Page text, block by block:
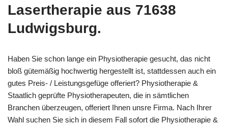
Lasertherapie aus 71638
Ludwigsburg.
Haben Sie schon lange ein Physiotherapie gesucht, das nicht
bloß gütemäßig hochwertig hergestellt ist, stattdessen auch ein
gutes Preis- / Leistungsgefüge offeriert? Physiotherapie &
Staatlich geprüfte Physiotherapeuten, die in sämtlichen
Branchen überzeugen, offeriert Ihnen unsre Firma. Nach Ihrer
Wahl suchen Sie sich in diesem Fall sofort die Physiotherapie &